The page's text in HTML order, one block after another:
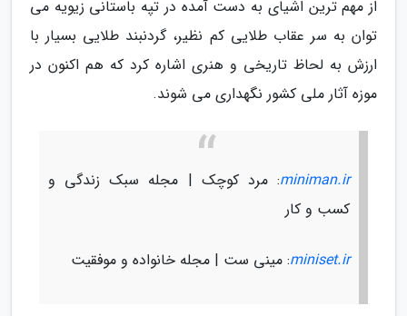
از مهم ترین اشیای به دست آمده در تپه باستانی زیویه می
توان به سر عقاب طلایی کم نظیر، گردنبند طلایی بسیار با
ارزش به لحاظ تاریخی و هنری اشاره کرد که هم اکنون در
موزه آثار ملی کشور نگهداری می شوند.
miniman.ir: مرد کوچک | مجله سبک زندگی و
کسب و کار
miniset.ir: مینی ست | مجله خانواده و موفقیت